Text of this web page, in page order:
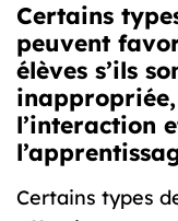
Certains
peuvent
élèves s’ils
l’interaction
Certains types